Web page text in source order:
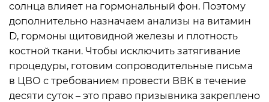
солнца влияет на гормональный фон. Поэтому
дополнительно назначаем анализы на витамин
D, гормоны щитовидной железы и плотность
костной ткани. Чтобы исключить затягивание
процедуры, готовим сопроводительные письма
в ЦВО с требованием провести ВВК в течение
десяти суток – это право призывника закреплено